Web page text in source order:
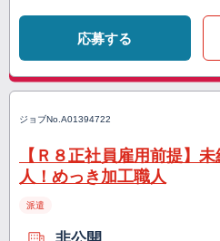
応募する
ジョブNo. A01394722
【Ｒ８正社員雇用前提】
人！めっき加工職人
派遣